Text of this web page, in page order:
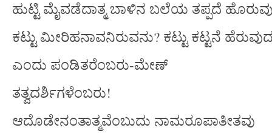
ಹುಟ್ಟಿ ಮೈವಡೆದಾತ್ಮ ಬಾಳಿನ ಬಲೆಯ ತಪ್ಪದೆ
ಕಟ್ಟು ಮೀರಿಹನಾವನಿರುವನು? ಕಟ್ಟು ಕಟ್ಟನೆ
ಎಂದು ಪಂಡಿತರೆಂಬರು-ಮೇಣ್
ತತ್ವದರ್ಶಿಗಳೆಂಬರು!
ಆದೊಡೇನಂತಾತ್ಮವೆಂಬುದು ನಾಮರೂಪಾತೀತವು